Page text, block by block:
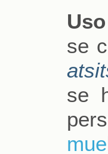
se
se